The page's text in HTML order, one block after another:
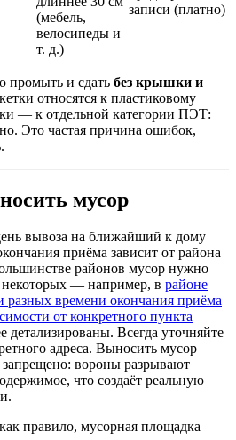
(мебель,
велосипеды и
т. д.)
записи (платно)
промыть и сдать без крышки и
относятся к пластиковому
— к отдельной категории ПЭТ:
Это частая причина ошибок,
мусор
вывоза на ближайший к дому
приёма зависит от района
районов мусор нужно
некоторых — например, в районе
разных времени окончания приёма
от конкретного пункта
детализированы. Всегда уточняйте
адреса. Выносить мусор
запрещено: вороны разрывают
что создаёт реальную
правило, мусорная площадка